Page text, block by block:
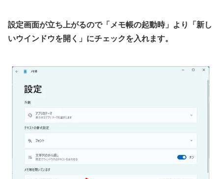
設定画面が立ち上がるので「メモ帳の起動時」より「新し
いウインドウを開く」にチェックを入れます。